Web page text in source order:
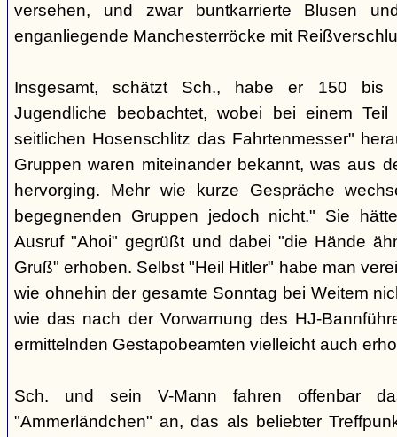
versehen, und zwar buntkarrierte Blusen
enganliegende Manchesterröcke mit
Insgesamt, schätzt Sch., habe er 150 bis
Jugendliche beobachtet, wobei bei einem
seitlichen Hosenschlitz das Fahrtenmesser"
Gruppen waren miteinander bekannt, was aus
hervorging. Mehr wie kurze Gespräche
begegnenden Gruppen jedoch nicht." Sie
Ausruf "Ahoi" gegrüßt und dabei "die Hände
Gruß" erhoben. Selbst "Heil Hitler" habe man
wie ohnehin der gesamte Sonntag bei Weitem
wie das nach der Vorwarnung des HJ-
ermittelnden Gestapobeamten vielleicht auch
Sch. und sein V-Mann fahren offenbar
"Ammerländchen" an, das als beliebter